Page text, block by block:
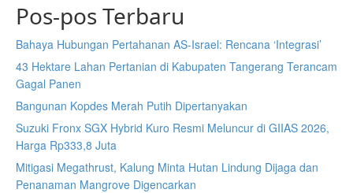
Pos-pos Terbaru
Bahaya Hubungan Pertahanan AS-Israel: Rencana ‘Integrasi’
43 Hektare Lahan Pertanian di Kabupaten Tangerang Terancam
Gagal Panen
Bangunan Kopdes Merah Putih Dipertanyakan
Suzuki Fronx SGX Hybrid Kuro Resmi Meluncur di GIIAS 2026,
Harga Rp333,8 Juta
Mitigasi Megathrust, Kalung Minta Hutan Lindung Dijaga dan
Penanaman Mangrove Digencarkan